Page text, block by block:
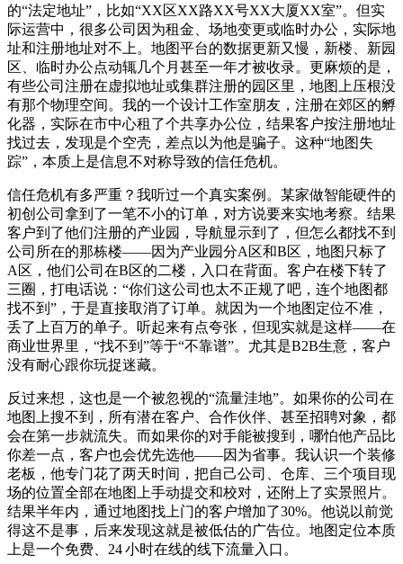
的“法定地址”，比如“XX区XX路XX号XX大厦XX室”。但实
际运营中，很多公司因为租金、场地变更或临时办公，实际地
址和注册地址对不上。地图平台的数据更新又慢，新楼、新园
区、临时办公点动辄几个月甚至一年才被收录。更麻烦的是，
有些公司注册在虚拟地址或集群注册的园区里，地图上压根没
有那个物理空间。我的一个设计工作室朋友，注册在郊区的孵
化器，实际在市中心租了个共享办公位，结果客户按注册地址
找过去，发现是个空壳，差点以为他是骗子。这种“地图失
踪”，本质上是信息不对称导致的信任危机。
信任危机有多严重？我听过一个真实案例。某家做智能硬件的
初创公司拿到了一笔不小的订单，对方说要来实地考察。结果
客户到了他们注册的产业园，导航显示到了，但怎么都找不到
公司所在的那栋楼——因为产业园分A区和B区，地图只标了
A区，他们公司在B区的二楼，入口在背面。客户在楼下转了
三圈，打电话说：“你们这公司也太不正规了吧，连个地图都
找不到”，于是直接取消了订单。就因为一个地图定位不准，
丢了上百万的单子。听起来有点夸张，但现实就是这样——在
商业世界里，“找不到”等于“不靠谱”。尤其是B2B生意，客户
没有耐心跟你玩捉迷藏。
反过来想，这也是一个被忽视的“流量洼地”。如果你的公司在
地图上搜不到，所有潜在客户、合作伙伴、甚至招聘对象，都
会在第一步就流失。而如果你的对手能被搜到，哪怕他产品比
你差一点，客户也会优先选他——因为省事。我认识一个装修
老板，他专门花了两天时间，把自己公司、仓库、三个项目现
场的位置全部在地图上手动提交和校对，还附上了实景照片。
结果半年内，通过地图找上门的客户增加了30%。他说以前觉
得这不是事，后来发现这就是被低估的广告位。地图定位本质
上是一个免费、24 小时在线的线下流量入口。